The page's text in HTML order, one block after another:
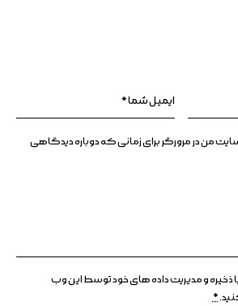
من در مرورگر برای زمانی که دوباره دیدگاهی
با ذخیره و مدیریت داده های خود توسط این وب
*